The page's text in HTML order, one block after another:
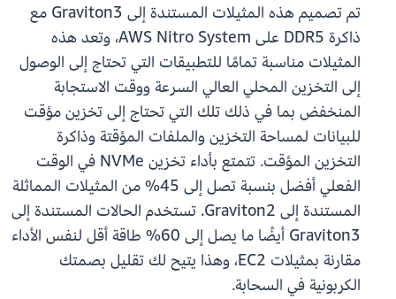
تم تصميم هذه المثيلات المستندة إلى Graviton3 مع
ذاكرة DDR5 على AWS Nitro System، وتعد هذه
المثيلات مناسبة تمامًا للتطبيقات التي تحتاج إلى الوصول
إلى التخزين المحلي العالي السرعة ووقت الاستجابة
المنخفض بما في ذلك تلك التي تحتاج إلى تخزين مؤقت
للبيانات لمساحة التخزين والملفات المؤقتة وذاكرة
التخزين المؤقت. تتمتع بأداء تخزين NVMe في الوقت
الفعلي أفضل بنسبة تصل إلى 45% من المثيلات المماثلة
المستندة إلى Graviton2. تستخدم الحالات المستندة إلى
Graviton3 أيضًا ما يصل إلى 60% طاقة أقل لنفس الأداء
مقارنة بمثيلات EC2، وهذا يتيح لك تقليل بصمتك
الكربونية في السحابة.